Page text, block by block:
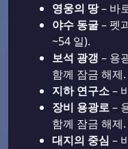
영웅의 땅– 바
야수 동굴– 펫
~54 일).
보석 광갱 – 용
함께 잠금 해제.
지하 연구소–
장비 용광로–
함께 잠금 해제.
대지의 중심 –